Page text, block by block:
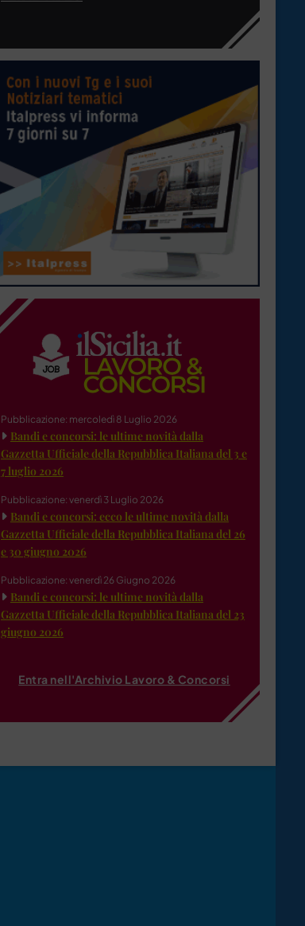
Pubblicazione: mercoledì 8 Luglio 2026
Bandi e concorsi: le ultime novità dalla
Gazzetta Ufficiale della Repubblica Italiana del 3 e
7 luglio 2026
Pubblicazione: venerdì 3 Luglio 2026
Bandi e concorsi: ecco le ultime novità dalla
Gazzetta Ufficiale della Repubblica Italiana del 26
e 30 giugno 2026
Pubblicazione: venerdì 26 Giugno 2026
Bandi e concorsi: le ultime novità dalla
Gazzetta Ufficiale della Repubblica Italiana del 23
giugno 2026
Entra nell'Archivio Lavoro & Concorsi